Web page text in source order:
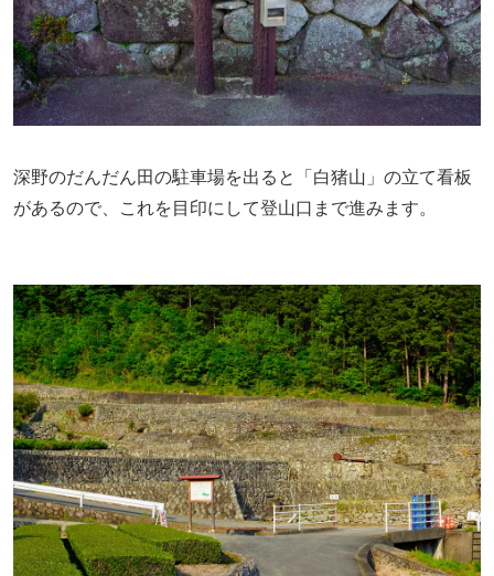
深野のだんだん田の駐車場を出ると「白猪山」の立て看板
があるので、これを目印にして登山口まで進みます。